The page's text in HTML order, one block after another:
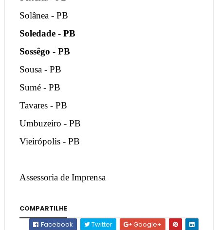
Solânea - PB
Soledade - PB
Sossêgo - PB
Sousa - PB
Sumé - PB
Tavares - PB
Umbuzeiro - PB
Vieirópolis - PB
Assessoria de Imprensa
COMPARTILHE
Facebook
Twitter Google+